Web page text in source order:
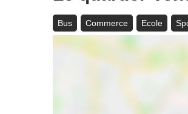
Bus Commerce Ecole